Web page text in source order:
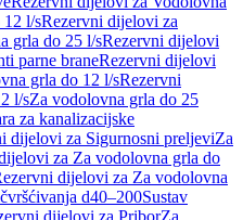
12 l/sRezervni dijelovi za
grla do 25 l/sRezervni dijelovi
parne braneRezervni dijelovi
grla do 12 l/sRezervni
l/sZa vodolovna grla do 25
za kanalizacijske
dijelovi za Sigurnosni preljeviZa
za Za vodolovna grla do
dijelovi za Za vodolovna
d40–200Sustav
dijelovi za PriborZa